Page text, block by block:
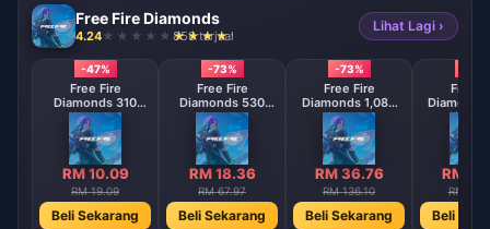
Free Fire Diamonds
4.24 858 terjual
Lihat Lagi ›
-47%
Free Fire
Diamonds 310
Diamonds
RM 10.09
RM 19.09
Beli Sekarang
-73%
Free Fire
Diamonds 530
Diamonds
【Middle East
region optional】
RM 18.36
RM 67.97
Beli Sekarang
-73%
Free Fire
Diamonds 1,080
Diamonds
【Middle East
region optional】
RM 36.76
RM 136.10
Beli Sekarang
Free
【
region
RM
RM
Beli